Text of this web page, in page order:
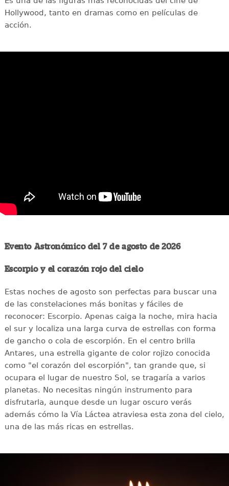
Hollywood, tanto en dramas como en películas de
acción.
Evento Astronómico del 7 de agosto de 2026
Escorpio y el corazón rojo del cielo
Estas noches de agosto son perfectas para buscar una
de las constelaciones más bonitas y fáciles de
reconocer: Escorpio. Apenas caiga la noche, mira hacia
el sur y localiza una larga curva de estrellas con forma
de gancho o cola de escorpión. En el centro brilla
Antares, una estrella gigante de color rojizo conocida
como "el corazón del escorpión", tan grande que, si
ocupara el lugar de nuestro Sol, se tragaría a varios
planetas. No necesitas ningún instrumento para
disfrutarla, aunque desde un lugar oscuro verás
además cómo la Vía Láctea atraviesa esta zona del cielo,
una de las más ricas en estrellas.